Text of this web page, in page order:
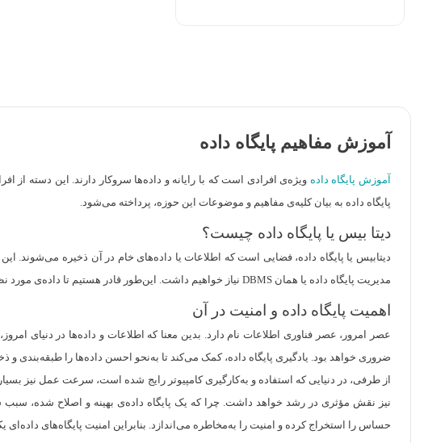
آموزش مفاهیم پایگاه داده
آموزش پایگاه داده ویژه‌ی افرادی است که با رایانه و داده‌ها سروکار دارند. این دسته از
پایگاه داده به بیان کلیه‌ی مفاهیم و موضوعات این حوزه، پرداخته می‌شود.
دیتا بیس یا پایگاه داده چیست؟
دیتابیس یا پایگاه داده، فضایی است که اطلاعات یا داده‌های خام در آن ذخیره می‌شوند.
مدیریت پایگاه داده یا همان DBMS نیاز خواهیم داشت. این‌طور قادر هستیم تا داده‌ی مورد نظر را به‌آسانی و در اسرع زمان ممکن، بازیابی کنیم.
اهمیت پایگاه داده و امنیت در آن
عصر امرور، عصر فناوری اطلاعات نام دارد. بدین معنا که اطلاعات و داده‌ها در دنیای
ضروری خواهد بود. یادگیری پایگاه داده، کمک می‌کند تا به‌نحو احسن داده‌ها را طبقه‌بندی و
از طرفی، در دنیایی که استفاده و به‌کارگیری کامپیوتر رایج شده است، سرعت عمل نیز
نیز نقش مؤثری در رشد خواهد داشت. چرا که یک پایگاه داده‌ی بهینه و اصلاح شده،
حساس را استخراج کرده و امنیت را به‌مخاطره می‌اندازد. بنابراین امنیت پایگاه‌های